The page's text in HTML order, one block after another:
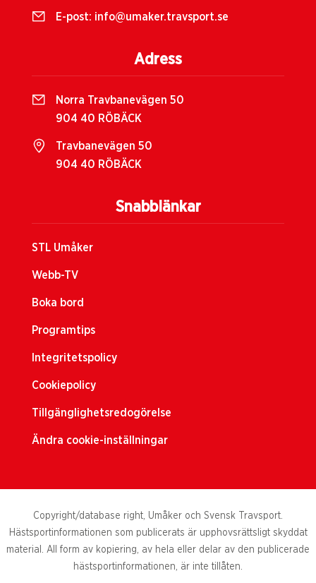
Snabblänkar
STL Umåker
Webb-TV
Boka bord
Programtips
Integritetspolicy
Cookiepolicy
Tillgänglighetsredogörelse
Ändra cookie-inställningar
E-post: info@umaker.travsport.se
Adress
Norra Travbanevägen 50
904 40 RÖBÄCK
Travbanevägen 50
904 40 RÖBÄCK
Copyright/database right, Umåker och Svensk Travsport.
Hästsportinformationen som publicerats är upphovsrättsligt skyddat
material. All form av kopiering, av hela eller delar av den publicerade
hästsportinformationen, är inte tillåten.